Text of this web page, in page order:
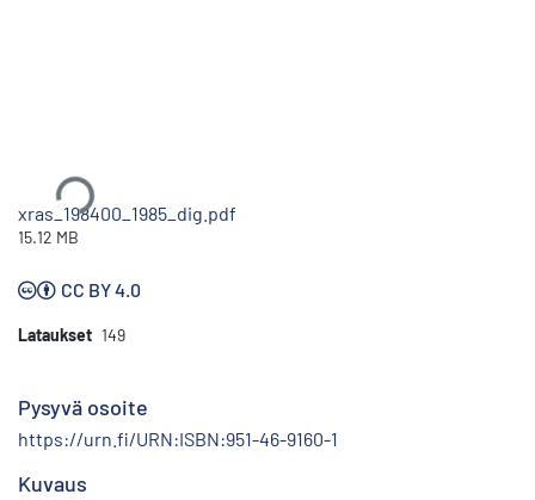
xras_198400_1985_dig.pdf
15.12 MB
CC BY 4.0
Lataukset 149
Pysyvä osoite
https://urn.fi/URN:ISBN:951-46-9160-1
Kuvaus